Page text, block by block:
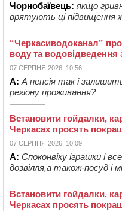
Чорнобаївець: якщо
врятують ці підвищення
“Черкасиводоканал”
воду та водовідведення
07 СЕРПНЯ 2026, 10:56
А: А пенсія так і
регіону проживання?
Встановити гойдалки,
Черкасах просять
07 СЕРПНЯ 2026, 10:09
А: Споконвіку іграшки і
дозвілля,а також-посуд і
Встановити гойдалки,
Черкасах просять